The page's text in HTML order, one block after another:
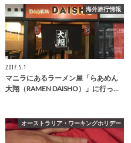
海外旅行情報
2017.5.1
マニラにあるラーメン屋「らあめん
大翔（RAMEN DAISHO）」に行っ…
オーストラリア・ワーキングホリデー